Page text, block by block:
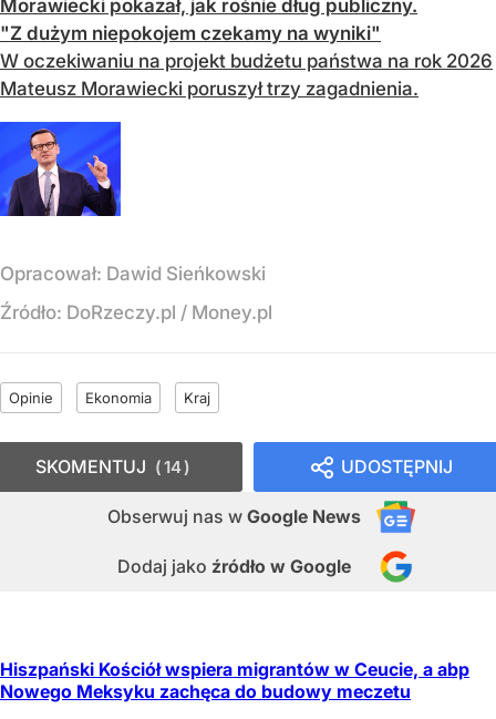
Morawiecki pokazał, jak rośnie dług publiczny.
"Z dużym niepokojem czekamy na wyniki"
W oczekiwaniu na projekt budżetu państwa na rok 2026
Mateusz Morawiecki poruszył trzy zagadnienia.
Opracował: Dawid Sieńkowski
Źródło: DoRzeczy.pl / Money.pl
Opinie Ekonomia Kraj
UDOSTĘPNIJ
Obserwuj nas w Google News
Dodaj jako źródło w Google
SKOMENTUJ 14
Hiszpański Kościół wspiera migrantów w Ceucie, a abp
Nowego Meksyku zachęca do budowy meczetu